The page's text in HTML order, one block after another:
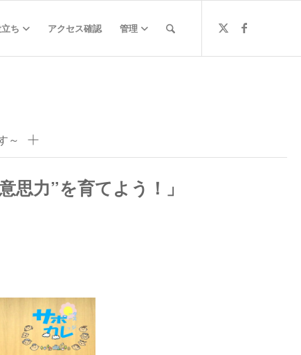
ち アクセス確認 管理
～
思力”を育てよう！」